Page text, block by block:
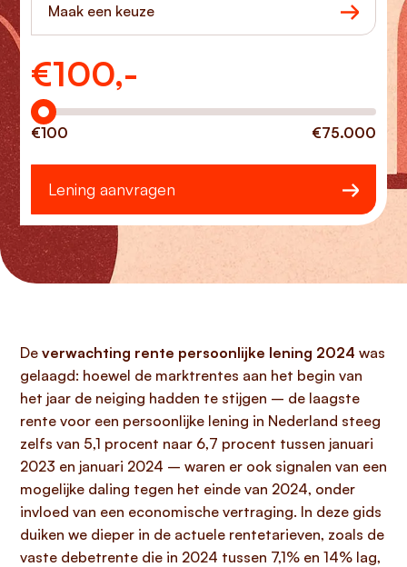
Maak een keuze
€100,-
Hoeveel wilt u lenen?
€100 €75.000
Lening aanvragen
De verwachting rente persoonlijke lening 2024 was
gelaagd: hoewel de marktrentes aan het begin van
het jaar de neiging hadden te stijgen – de laagste
rente voor een persoonlijke lening in Nederland steeg
zelfs van 5,1 procent naar 6,7 procent tussen januari
2023 en januari 2024 – waren er ook signalen van een
mogelijke daling tegen het einde van 2024, onder
invloed van een economische vertraging. In deze gids
duiken we dieper in de actuele rentetarieven, zoals de
vaste debetrente die in 2024 tussen 7,1% en 14% lag,